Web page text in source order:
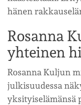
hänen
Rosanna
yhteinen
Rosanna Kuljun
julkisuudessa
yksityiselämänsä